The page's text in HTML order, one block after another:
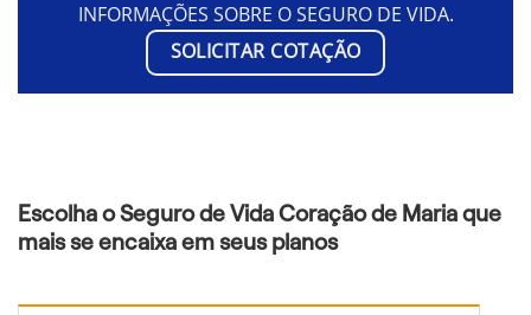
INFORMAÇÕES SOBRE O SEGURO DE VIDA.
SOLICITAR COTAÇÃO
Escolha o Seguro de Vida Coração de Maria que
mais se encaixa em seus planos